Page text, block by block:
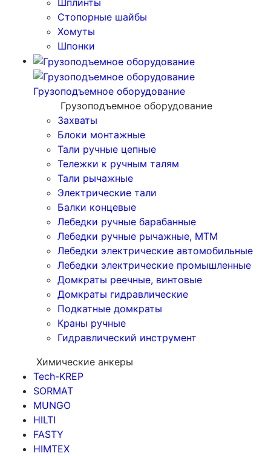
Шплинты
Стопорные шайбы
Хомуты
Шпонки
Грузоподъемное оборудование
Грузоподъемное оборудование
Захваты
Блоки монтажные
Тали ручные цепные
Тележки к ручным талям
Тали рычажные
Электрические тали
Балки концевые
Лебедки ручные барабанные
Лебедки ручные рычажные, МТМ
Лебедки электрические автомобильные
Лебедки электрические промышленные
Домкраты реечные, винтовые
Домкраты гидравлические
Подкатные домкраты
Краны ручные
Гидравлический инструмент
Химические анкеры
Tech-KREP
SORMAT
MUNGO
HILTI
FASTY
HIMTEX